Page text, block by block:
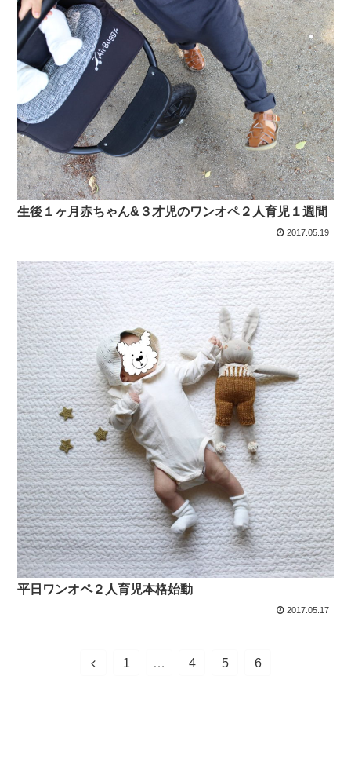
生後１ヶ月赤ちゃん&３才児のワンオペ２人育児１週間
2017.05.19
平日ワンオペ２人育児本格始動
2017.05.17
1 … 4 5 6